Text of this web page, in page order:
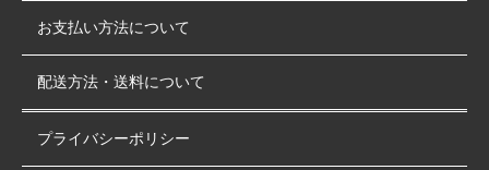
お支払い方法について
配送方法・送料について
プライバシーポリシー